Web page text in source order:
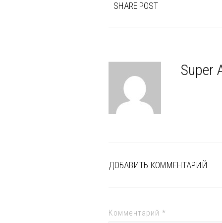
SHARE POST
Super
ДОБАВИТЬ КОММЕНТАРИЙ
Комментарий *